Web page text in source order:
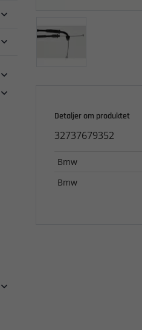





Detaljer om produktet
32737679352
Bmw
Bmw